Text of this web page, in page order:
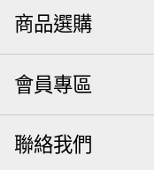
【萬歲牌】每日
杏仁 芥末 可
蜜汁腰果
三角飯糰 全聯
元氣什穀堅果飲
商品選購
會員專區
聯絡我們